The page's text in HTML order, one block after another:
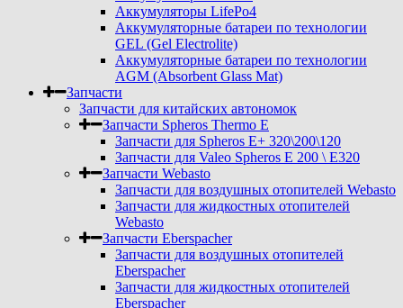
Аккумуляторы LifePo4
Аккумуляторные батареи по технологии
GEL (Gel Electrolite)
Аккумуляторные батареи по технологии
AGM (Absorbent Glass Mat)
Запчасти
Запчасти для китайских автономок
Запчасти Spheros Thermo E
Запчасти для Spheros E+ 320\200\120
Запчасти для Valeo Spheros E 200 \ E320
Запчасти Webasto
Запчасти для воздушных отопителей Webasto
Запчасти для жидкостных отопителей
Webasto
Запчасти Eberspacher
Запчасти для воздушных отопителей
Eberspacher
Запчасти для жидкостных отопителей
Eberspacher